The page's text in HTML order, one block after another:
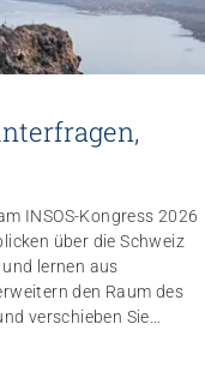
INSOS-Kongress 2026
über die Schweiz
lernen aus
den Raum des
verschieben Sie